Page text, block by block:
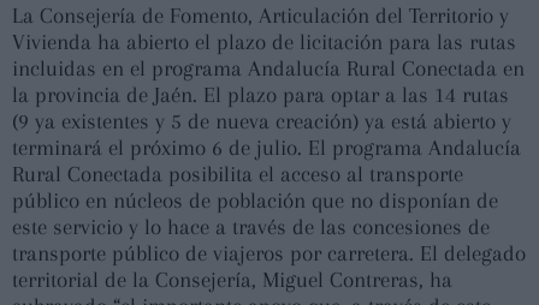
La Consejería de Fomento, Articulación del Territorio y
Vivienda ha abierto el plazo de licitación para las rutas
incluidas en el programa Andalucía Rural Conectada en
la provincia de Jaén. El plazo para optar a las 14 rutas
(9 ya existentes y 5 de nueva creación) ya está abierto y
terminará el próximo 6 de julio. El programa Andalucía
Rural Conectada posibilita el acceso al transporte
público en núcleos de población que no disponían de
este servicio y lo hace a través de las concesiones de
transporte público de viajeros por carretera. El delegado
territorial de la Consejería, Miguel Contreras, ha